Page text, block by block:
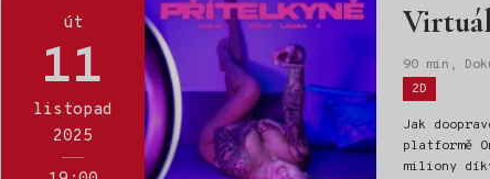
út
11
listopad
2025
90 min,
Štítky:
2D
Jak
platformě
miliony